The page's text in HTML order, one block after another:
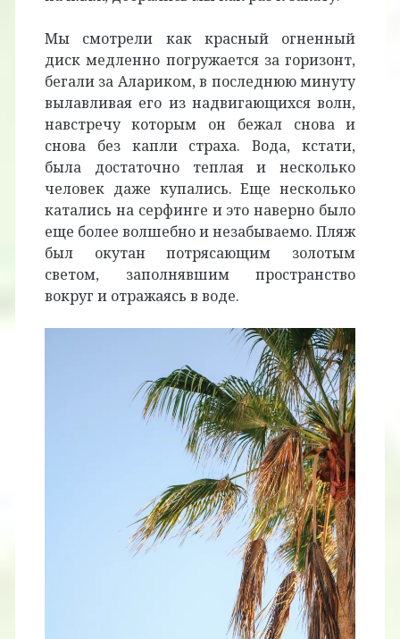
Мы смотрели как красный огненный
диск медленно погружается за горизонт,
бегали за Алариком, в последнюю минуту
вылавливая его из надвигающихся волн,
навстречу которым он бежал снова и
снова без капли страха. Вода, кстати,
была достаточно теплая и несколько
человек даже купались. Еще несколько
катались на серфинге и это наверно было
еще более волшебно и незабываемо. Пляж
был окутан потрясающим золотым
светом, заполнявшим пространство
вокруг и отражаясь в воде.